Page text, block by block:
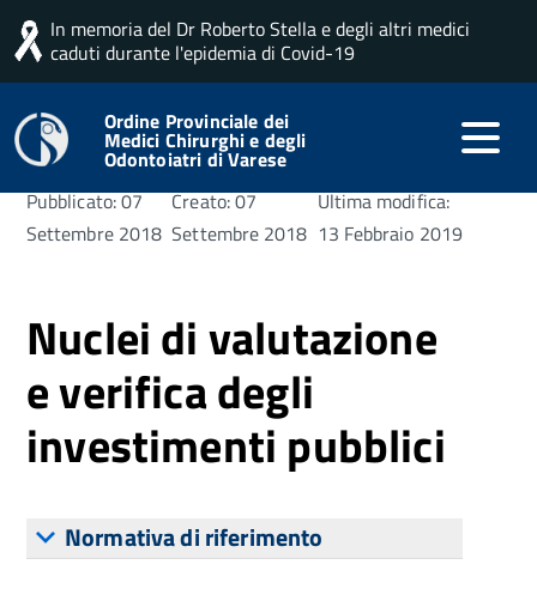
In memoria del Dr Roberto Stella e degli altri medici
caduti durante l'epidemia di Covid-19
Ordine Provinciale dei
Medici Chirurghi e degli
Odontoiatri di Varese
Home Opere pubbliche Nuclei di valutazione e verifica
degli investimenti pubblici
Pubblicato: 07
Settembre 2018
Creato: 07
Settembre 2018
Ultima modifica:
13 Febbraio 2019
Nuclei di valutazione
e verifica degli
investimenti pubblici
Normativa di riferimento